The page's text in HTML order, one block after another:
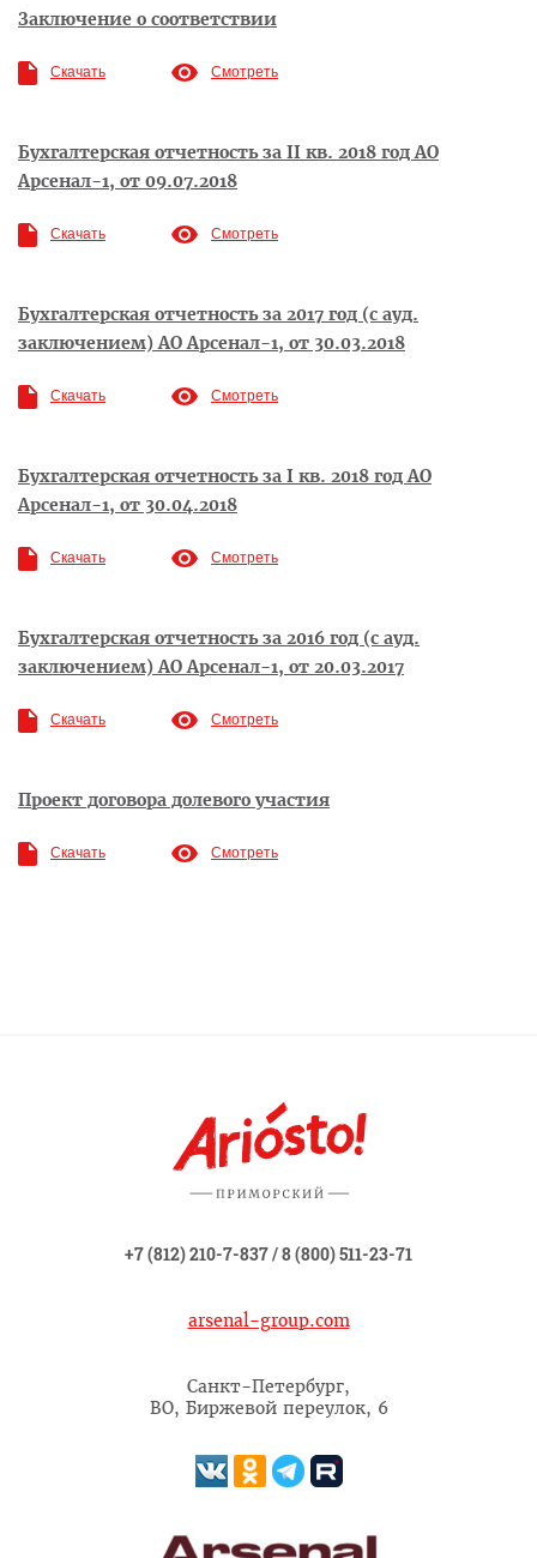
Заключение о соответствии
Скачать Смотреть
Бухгалтерская отчетность за II кв. 2018 год АО
Арсенал-1, от 09.07.2018
Скачать Смотреть
Бухгалтерская отчетность за 2017 год (с ауд.
заключением) АО Арсенал-1, от 30.03.2018
Скачать Смотреть
Бухгалтерская отчетность за I кв. 2018 год АО
Арсенал-1, от 30.04.2018
Скачать Смотреть
Бухгалтерская отчетность за 2016 год (с ауд.
заключением) АО Арсенал-1, от 20.03.2017
Скачать Смотреть
Проект договора долевого участия
Скачать Смотреть
+7 (812) 210-7-837/8 (800) 511-23-71
arsenal-group.com
Санкт-Петербург,
ВО, Биржевой переулок, 6